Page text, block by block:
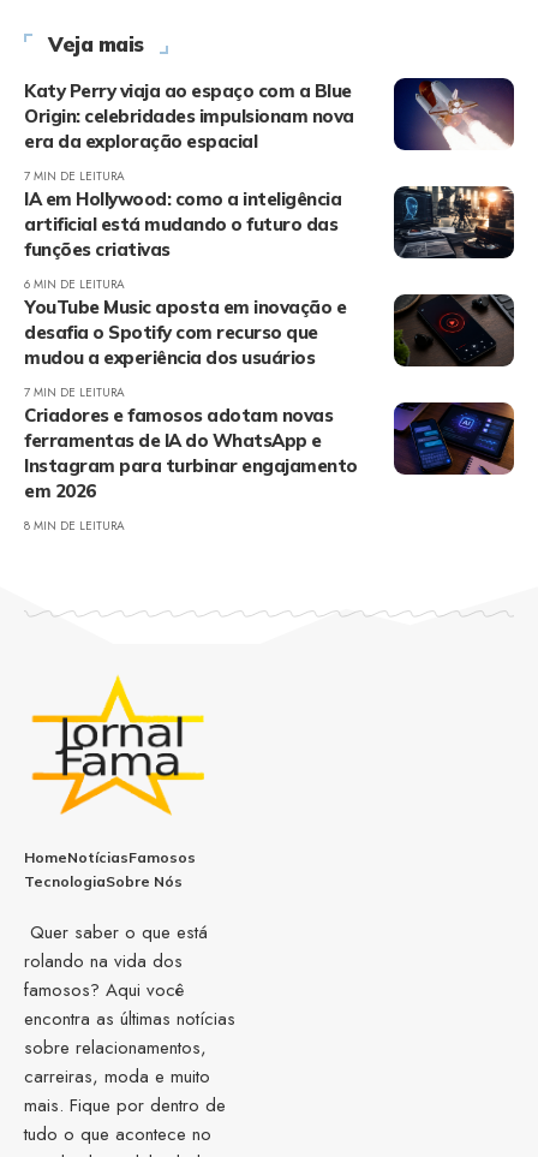
Veja mais
Katy Perry viaja ao espaço com a Blue
Origin: celebridades impulsionam nova
era da exploração espacial
7 MIN DE LEITURA
IA em Hollywood: como a inteligência
artificial está mudando o futuro das
funções criativas
6 MIN DE LEITURA
YouTube Music aposta em inovação e
desafia o Spotify com recurso que
mudou a experiência dos usuários
7 MIN DE LEITURA
Criadores e famosos adotam novas
ferramentas de IA do WhatsApp e
Instagram para turbinar engajamento
em 2026
8 MIN DE LEITURA
HomeNotíciasFamosos
TecnologiaSobre Nós
Quer saber o que está
rolando na vida dos
famosos? Aqui você
encontra as últimas notícias
sobre relacionamentos,
carreiras, moda e muito
mais. Fique por dentro de
tudo o que acontece no